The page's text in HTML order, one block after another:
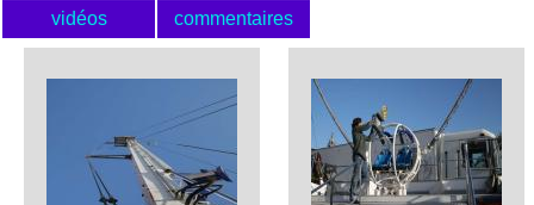
vidéos commentaires